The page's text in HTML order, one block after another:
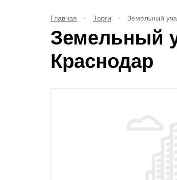
Главная - Торги - Земельный
Земельный
Краснодар